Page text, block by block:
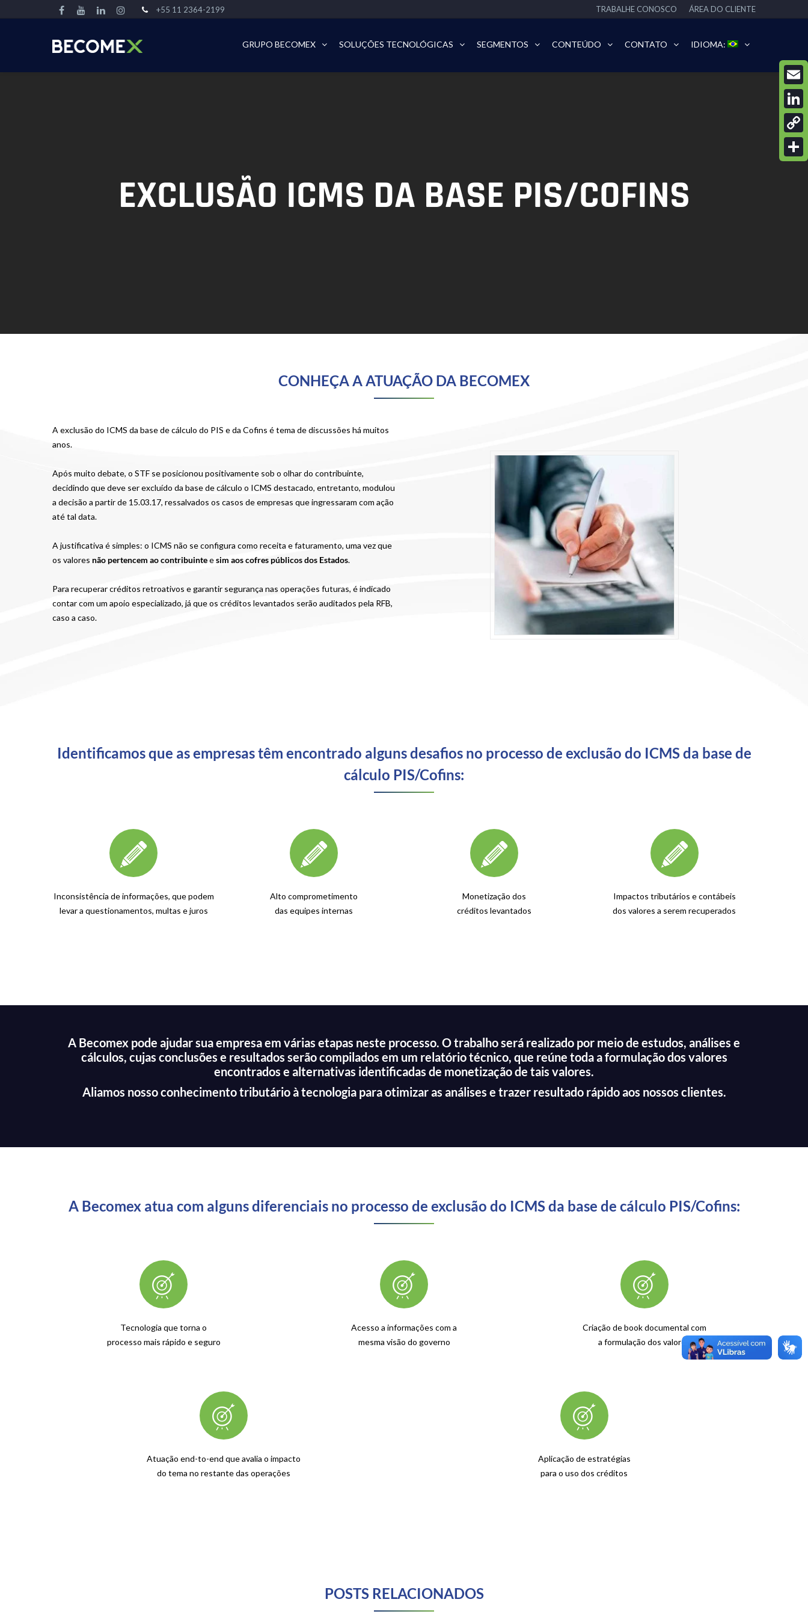
+55 11 2364-2199 TRABALHE CONOSCO ÁREA DO CLIENTE
GRUPO BECOMEX SOLUÇÕES TECNOLÓGICAS SEGMENTOS CONTEÚDO CONTATO IDIOMA:
EXCLUSÃO ICMS DA BASE PIS/COFINS
CONHEÇA A ATUAÇÃO DA BECOMEX
A exclusão do ICMS da base de cálculo do PIS e da Cofins é tema de discussões há muitos
anos.
Após muito debate, o STF se posicionou positivamente sob o olhar do contribuinte,
decidindo que deve ser excluído da base de cálculo o ICMS destacado, entretanto, modulou
a decisão a partir de 15.03.17, ressalvados os casos de empresas que ingressaram com ação
até tal data.
A justificativa é simples: o ICMS não se configura como receita e faturamento, uma vez que
os valores não pertencem ao contribuinteesim aos cofres públicos dos Estados.
Para recuperar créditos retroativos e garantir segurança nas operações futuras, é indicado
contar com um apoio especializado, já que os créditos levantados serão auditados pela RFB,
caso a caso.
Identificamos que as empresas têm encontrado alguns desafios no processo de exclusão do ICMS da base de
cálculo PIS/Cofins:
Inconsistência de informações, que podem
levar a questionamentos, multas e juros
Alto comprometimento
das equipes internas
Monetização dos
créditos levantados
Impactos tributários e contábeis
dos valores a serem recuperados
A Becomex pode ajudar sua empresa em várias etapas neste processo. O trabalho será realizado por meio de estudos, análises e
cálculos, cujas conclusões e resultados serão compilados em um relatório técnico, que reúne toda a formulação dos valores
encontrados e alternativas identificadas de monetização de tais valores.
Aliamos nosso conhecimento tributário à tecnologia para otimizar as análises e trazer resultado rápido aos nossos clientes.
A Becomex atua com alguns diferenciais no processo de exclusão do ICMS da base de cálculo PIS/Cofins:
Tecnologia que torna o
processo mais rápido e seguro
Acesso a informações com a
mesma visão do governo
Criação de book documental com
a formulação dos valores
Atuação end-to-end que avalia o impacto
do tema no restante das operações
Aplicação de estratégias
para o uso dos créditos
POSTS RELACIONADOS
Email
Copy
Link